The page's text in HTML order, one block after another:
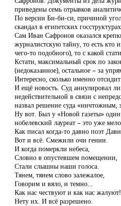
приведены семь отрывков
По версии Би-би-си, причиной
скандал в египетских
Сам Иван Сафронов оказался
журналистскую тайну, то есть
чего-то подобного), то с какой
Кстати, максимальный срок по
(недоказанное), остальное – за
Интересно, сколько именно
И ещё новость. Суд аннулировал
недействительной в связи с
назвал решение суда
Ну вот. Был у «Новой газеты»
нобелевский лауреат – это уже
Как писал когда-то давно поэт
Вот и всё. Смежили очи гении.
И когда померкли небеса,
Словно в опустевшем помещении,
Стали слышны наши голоса.
Тянем, тянем слово залежалое,
Говорим и вяло, и темно…
Как нас чествуют и как нас жалуют!
Нету их. И всё разрешено.